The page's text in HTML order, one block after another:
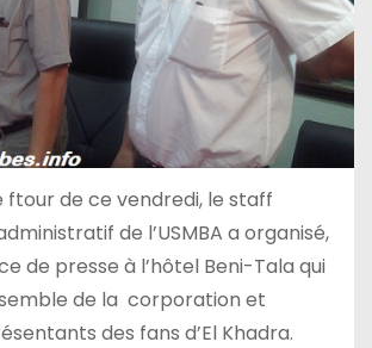
ftour de ce vendredi, le staff
de l’USMBA a organisé,
de presse à l’hôtel Beni-Tala qui
de la corporation et
des fans d’El Khadra.